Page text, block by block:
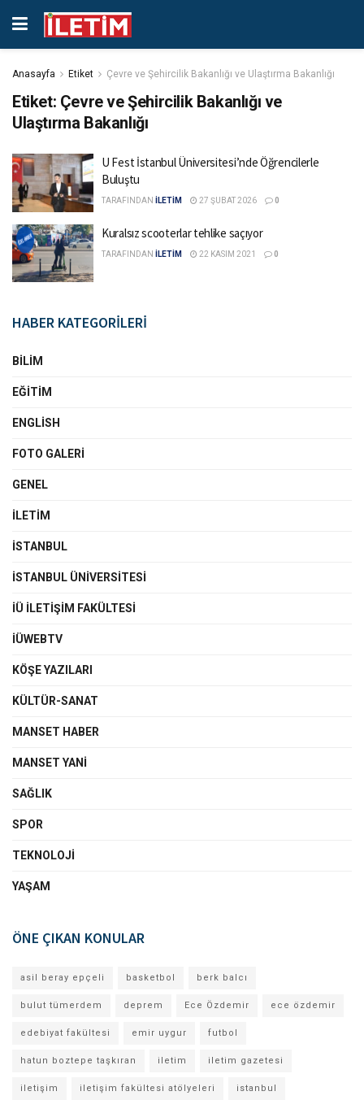
Anasayfa Etiket Çevre ve Şehircilik Bakanlığı ve Ulaştırma Bakanlığı
Etiket: Çevre ve Şehircilik Bakanlığı ve
Ulaştırma Bakanlığı
U Fest İstanbul Üniversitesi’nde Öğrencilerle
Buluştu
TARAFINDAN İLETİM 27 ŞUBAT 2026 0
Kuralsız scooterlar tehlike saçıyor
TARAFINDAN İLETİM 22 KASIM 2021 0
HABER KATEGORİLERİ
BILIM
EĞITIM
ENGLISH
FOTO GALERI
GENEL
İLETIM
İSTANBUL
İSTANBUL ÜNIVERSITESI
İÜ İLETIŞIM FAKÜLTESI
İÜWEBTV
KÖŞE YAZILARI
KÜLTÜR-SANAT
MANSET HABER
MANSET YANI
SAĞLIK
SPOR
TEKNOLOJI
YAŞAM
ÖNE ÇIKAN KONULAR
asil beray epçeli basketbol berk balcı
bulut tümerdem deprem Ece Özdemir ece özdemir
edebiyat fakültesi emir uygur futbol
hatun boztepe taşkıran iletim iletim gazetesi
iletişim iletişim fakültesi atölyeleri istanbul